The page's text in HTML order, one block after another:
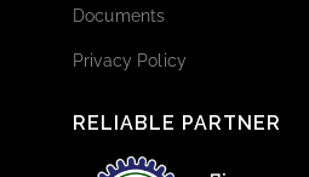
Documents
Privacy Policy
RELIABLE PARTNER